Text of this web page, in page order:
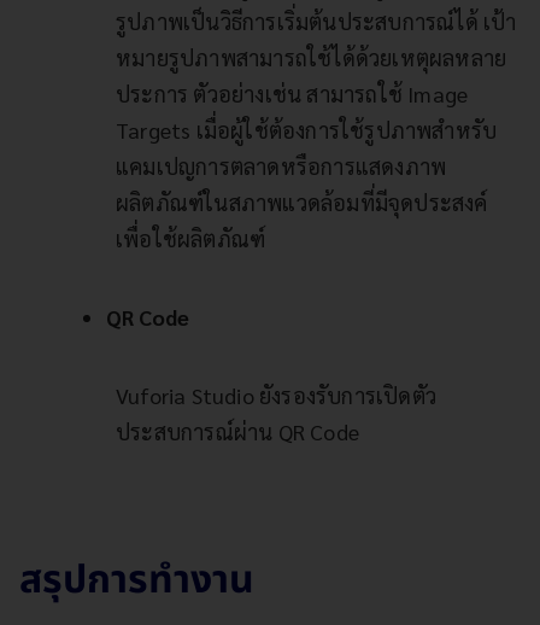
รูปภาพเป็นวิธีการเริ่มต้นประสบการณ์ได้ เป้า
หมายรูปภาพสามารถใช้ได้ด้วยเหตุผลหลาย
ประการ ตัวอย่างเช่น สามารถใช้ Image
Targets เมื่อผู้ใช้ต้องการใช้รูปภาพสำหรับ
แคมเปญการตลาดหรือการแสดงภาพ
ผลิตภัณฑ์ในสภาพแวดล้อมที่มีจุดประสงค์
เพื่อใช้ผลิตภัณฑ์
QR Code
Vuforia Studio ยังรองรับการเปิดตัว
ประสบการณ์ผ่าน QR Code
สรุปการทำงาน